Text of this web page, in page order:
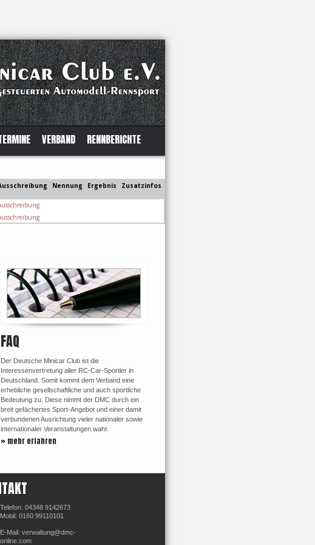
VERBAND RENNBERICHTE
Nennung Ergebnis Zusatzinfos
FAQ
Der Deutsche Minicar Club ist die
Interessenvertretung aller RC-Car-Sportler in
Deutschland. Somit kommt dem Verband eine
erhebliche gesellschaftliche und auch sportliche
Bedeutung zu. Diese nimmt der DMC durch ein
breit gefächertes Sport-Angebot und einer damit
verbundenen Ausrichtung vieler nationaler sowie
internationaler Veranstaltungen wahr.
» mehr erfahren
Telefon: 04348 9142673
Mobil: 0160 99110101
E-Mail: verwaltung@dmc-
online.com